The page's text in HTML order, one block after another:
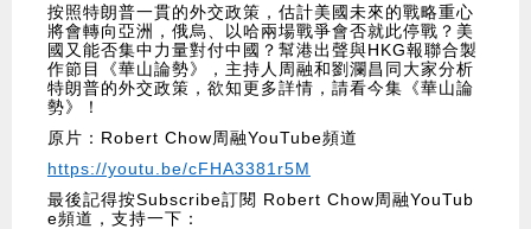
按照特朗普一貫的外交政策，估計美國未來的戰略重心
將會轉向亞洲，俄烏、以哈兩場戰爭會否就此停戰？美
國又能否集中力量對付中國？幫港出聲與HKG報聯合製
作節目《華山論勢》，主持人周融和劉瀾昌同大家分析
特朗普的外交政策，欲知更多詳情，請看今集《華山論
勢》！
原片：Robert Chow周融YouTube頻道
https://youtu.be/cFHA3381r5M
最後記得按Subscribe訂閱 Robert Chow周融YouTub
e頻道，支持一下：